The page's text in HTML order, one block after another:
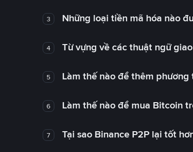
3 Những loại tiền mã hóa nào
4 Từ vựng về các thuật ngữ
5 Làm thế nào để thêm
6 Làm thế nào để mua Bitcoin
7 Tại sao Binance P2P lại tốt